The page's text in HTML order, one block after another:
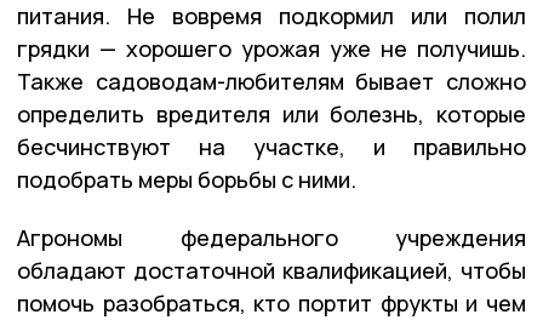
питания. Не вовремя подкормил или полил
грядки — хорошего урожая уже не получишь.
Также садоводам-любителям бывает сложно
определить вредителя или болезнь, которые
бесчинствуют на участке, и правильно
подобрать меры борьбы с ними.
Агрономы федерального учреждения
обладают достаточной квалификацией, чтобы
помочь разобраться, кто портит фрукты и чем